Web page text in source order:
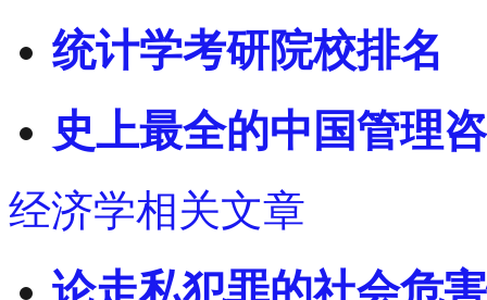
统计学考研院校排名
史上最全的中国管理
经济学相关文章